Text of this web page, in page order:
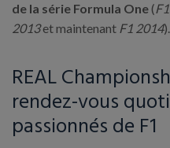
de la série Formula One(
2013et maintenant F1 2014).
REAL
rendez-vous
passionnés de F1